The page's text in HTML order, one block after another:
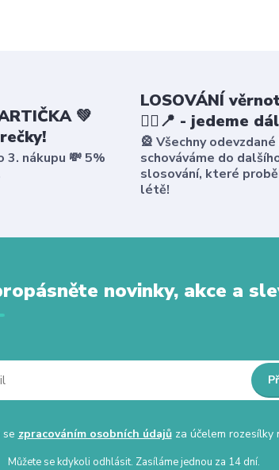
💚
3. nákupu 💸 5%
LOSOVÁNÍ
🤸‍♀️📍 - jedeme
🎡 Všechny
schováváme do
slosování, které
létě!
novinky, akce a
se zpracováním osobních údajůza účelem rozesílky
Můžete se kdykoli odhlásit. Zasíláme jednou za 14 dní.